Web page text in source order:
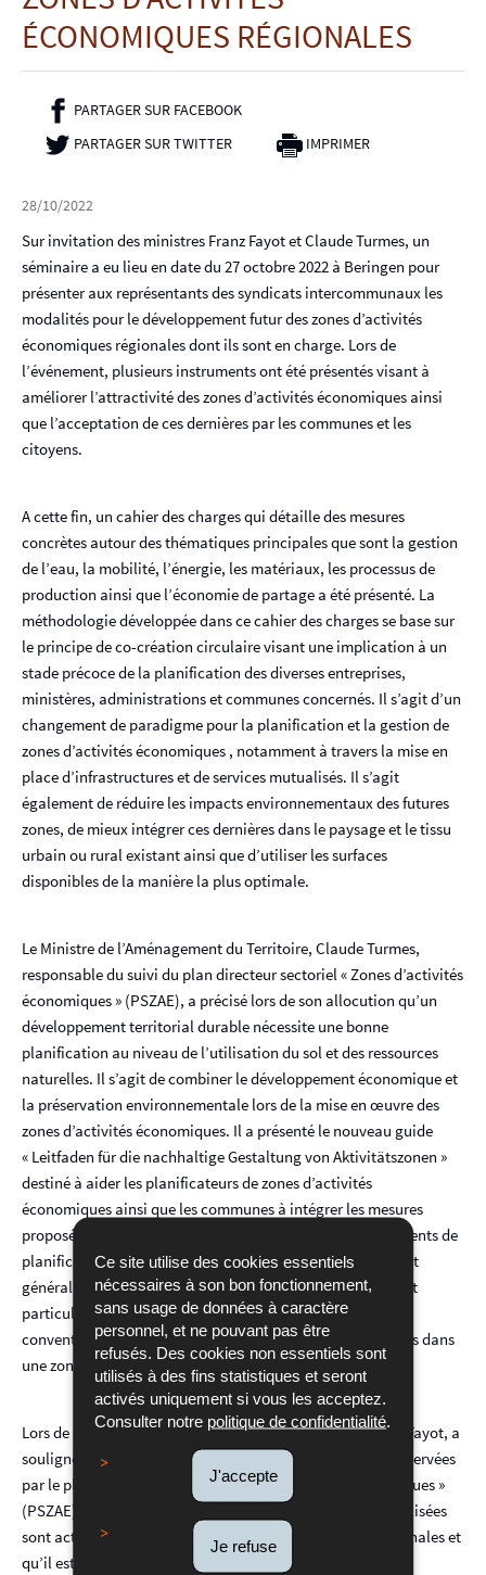
Ce site utilise des cookies essentiels
nécessaires à son bon fonctionnement,
sans usage de données à caractère
personnel, et ne pouvant pas être
refusés. Des cookies non essentiels sont
utilisés à des fins statistiques et seront
activés uniquement si vous les acceptez.
Consulter notre politique de confidentialité.
J'accepte
Je refuse
p
a
ÉCONOMIQUES RÉGIONALES
PARTAGER SUR FACEBOOK- NOUVELLE FENÊTRE
PARTAGER SUR TWITTER- NOUVELLE FENÊTRE
IMPRIMER
28/10/2022
Sur invitation des ministres Franz Fayot et Claude Turmes, un
séminaire a eu lieu en date du 27 octobre 2022 à Beringen pour
présenter aux représentants des syndicats intercommunaux les
modalités pour le développement futur des zones d’activités
économiques régionales dont ils sont en charge. Lors de
l’événement, plusieurs instruments ont été présentés visant à
améliorer l’attractivité des zones d’activités économiques ainsi
que l’acceptation de ces dernières par les communes et les
citoyens.
A cette fin, un cahier des charges qui détaille des mesures
concrètes autour des thématiques principales que sont la gestion
de l’eau, la mobilité, l’énergie, les matériaux, les processus de
production ainsi que l’économie de partage a été présenté. La
méthodologie développée dans ce cahier des charges se base sur
le principe de co-création circulaire visant une implication à un
stade précoce de la planification des diverses entreprises,
ministères, administrations et communes concernés. Il s’agit d’un
changement de paradigme pour la planification et la gestion de
zones d’activités économiques , notamment à travers la mise en
place d’infrastructures et de services mutualisés. Il s’agit
également de réduire les impacts environnementaux des futures
zones, de mieux intégrer ces dernières dans le paysage et le tissu
urbain ou rural existant ainsi que d’utiliser les surfaces
disponibles de la manière la plus optimale.
Le Ministre de l’Aménagement du Territoire, Claude Turmes,
responsable du suivi du plan directeur sectoriel « Zones d’activités
économiques » (PSZAE), a précisé lors de son allocution qu’un
développement territorial durable nécessite une bonne
planification au niveau de l’utilisation du sol et des ressources
naturelles. Il s’agit de combiner le développement économique et
la préservation environnementale lors de la mise en œuvre des
zones d’activités économiques. Il a présenté le nouveau guide
« Leitfaden für die nachhaltige Gestaltung von Aktivitätszonen »
destiné à aider les planificateurs de zones d’activités
économiques ainsi que les communes à intégrer les mesures
proposées par le cahier des charges au niveau des instruments de
planification communaux que sont le plan d’aménagement
général (PAG), le schéma directeur, le plan d’aménagement
particulier (PAP), le règlement des bâtisses ou encore les
conventions et contrats conclus avec les entreprises situées dans
une zone d’activités économiques.
Lors de son intervention, le ministre de l’Economie, Franz Fayot, a
souligné l’importance de la mise en œuvre des surfaces réservées
par le plan directeur sectoriel « zones d’activités économiques »
(PSZAE). Il constate que seulement 25 ha en surfaces viabilisées
sont actuellement encore disponibles dans les zones régionales et
qu’il est d’autant plus urgent d’acquérir, de planifier et de